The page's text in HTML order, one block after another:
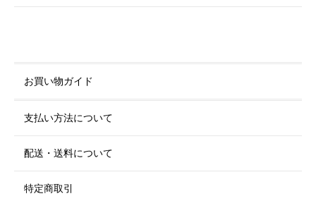
お買い物ガイド
支払い方法について
配送・送料について
特定商取引